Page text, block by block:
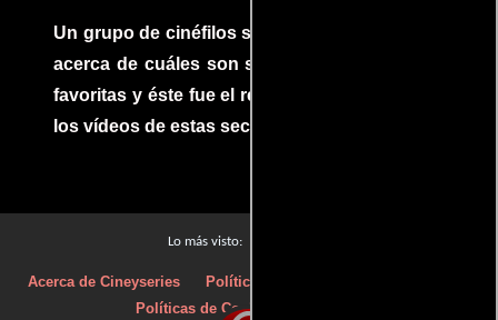
Un grupo de cinéfilos se juntaron para debatir
acerca de cuáles son sus escenas de acción
favoritas y éste fue el resultado. No te pierdas
los vídeos de estas secuencias inolvidables.
Lo más visto:
Acerca de Cineyseries Políticas de privacidad
Políticas de Cookies